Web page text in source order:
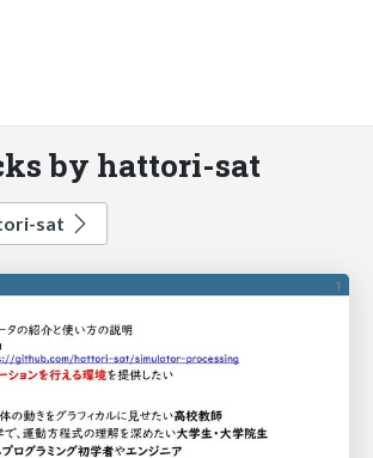
by hattori-sat
sat